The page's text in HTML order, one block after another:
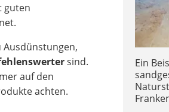
Ein
guten
sind.
auf den
achten.